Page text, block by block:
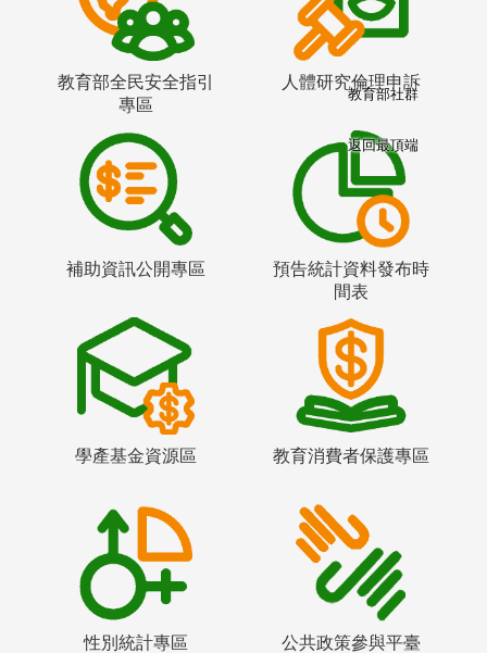
教育部全民安全指引
專區
人體研究倫理申訴
補助資訊公開專區
預告統計資料發布時
間表
學產基金資源區 教育消費者保護專區
性別統計專區 公共政策參與平臺
教育部社群
返回最頂端